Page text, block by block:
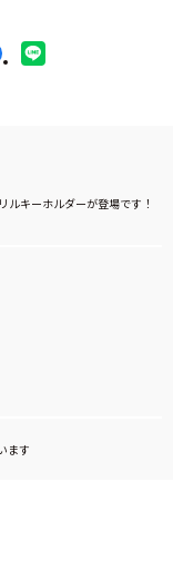
ルキーホルダーが登場です！
ます